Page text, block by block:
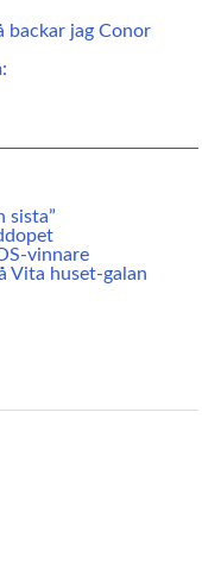
backar jag Conor
sista”
vinnare
Vita huset-galan